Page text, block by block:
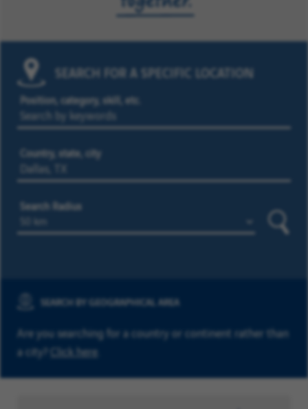
SEARCH FOR A SPECIFIC LOCATION
Position, category, skill, etc.
Country, state, city
Search Radius
SEARCH BY GEOGRAPHICAL AREA
Are you searching for a country or continent rather than
a city? Click here